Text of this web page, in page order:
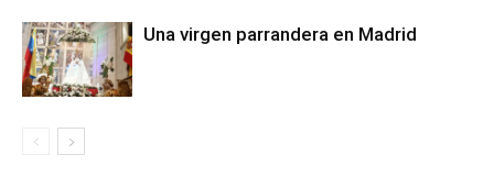
Una virgen parrandera en Madrid